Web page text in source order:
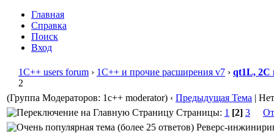
Главная
Справка
Поиск
Вход
1С++ users forum › 1С++ и прочие расширения v7 › qt1L, 2C
2
(Группа Модераторов: 1c++ moderator) ‹ Предыдущая Тема |
Страницы: 1 [2] 3
Реверс-